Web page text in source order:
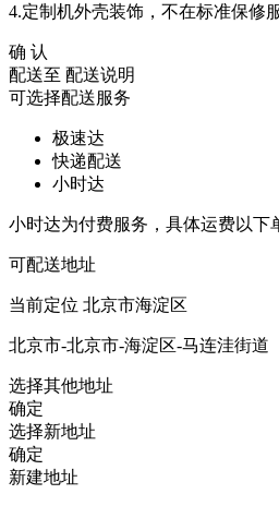
4.定制机外壳装饰，不在标准保修
确 认
配送至 配送说明
可选择配送服务
极速达
快递配送
小时达
小时达为付费服务，具体运费以下
可配送地址
当前定位 北京市海淀区
北京市-北京市-海淀区-马连洼街道
选择其他地址
确定
选择新地址
确定
新建地址